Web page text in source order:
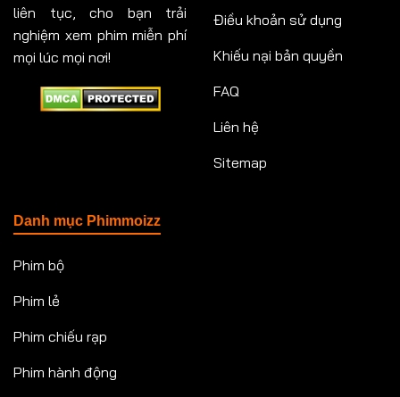
liên tục, cho bạn trải
nghiệm xem phim miễn phí
mọi lúc mọi nơi!
Điều khoản sử dụng
Khiếu nại bản quyền
FAQ
Liên hệ
Sitemap
Danh mục Phimmoizz
Phim bộ
Phim lẻ
Phim chiếu rạp
Phim hành động